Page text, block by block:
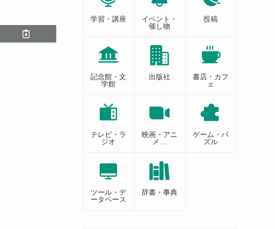
学習・講座
イベント・
催し物
投稿
記念館・文
学館
出版社
書店・カフ
ェ
テレビ・ラ
ジオ
映画・アニ
メ…
ゲーム・パ
ズル
ツール・デ
ータベース
辞書・事典